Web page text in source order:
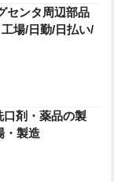
センタ周辺部品
場/日勤/日払い/
口剤・薬品の製
・製造